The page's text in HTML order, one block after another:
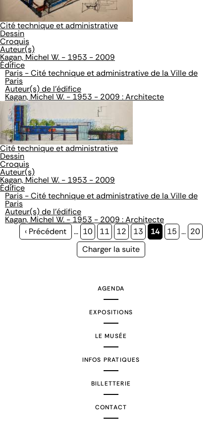
Cité technique et administrative
Dessin
Croquis
Auteur(s)
Kagan, Michel W. - 1953 - 2009
Édifice
Paris - Cité technique et administrative de la Ville de
Paris
Auteur(s) de l'édifice
Kagan, Michel W. - 1953 - 2009 : Architecte
Cité technique et administrative
Dessin
Croquis
Auteur(s)
Kagan, Michel W. - 1953 - 2009
Édifice
Paris - Cité technique et administrative de la Ville de
Paris
Auteur(s) de l'édifice
Kagan, Michel W. - 1953 - 2009 : Architecte
Page
‹ Précédent … Page
10 Page
11 Page
12 Page
13
Page
14 Page
15 … Page
20
Page
Charger la suite
AGENDA
EXPOSITIONS
LE MUSÉE
INFOS PRATIQUES
BILLETTERIE
CONTACT